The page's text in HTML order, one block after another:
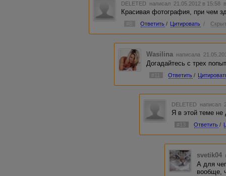
DELETED написал 21.05.2012 в 15:58
Красивая фотография, при чем
Ответить / Цитировать /
Wasilina написала
Догадайтесь с трех
#11 Ответить /
DELETED написал
Я в этой теме не
#13 Ответить /
svetik04
А для
вообще,